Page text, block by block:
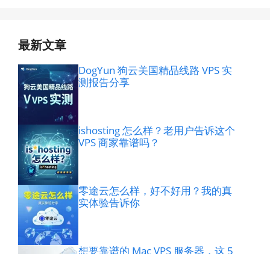
最新文章
DogYun 狗云美国精品线路 VPS 实
测报告分享
ishosting 怎么样？老用户告诉这个
VPS 商家靠谱吗？
零途云怎么样，好不好用？我的真
实体验告诉你
想要靠谱的 Mac VPS 服务器，这 5